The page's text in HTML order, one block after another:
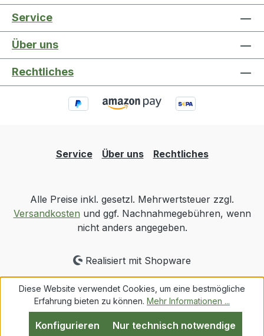
Service
Über uns
Rechtliches
Service Über uns Rechtliches
Alle Preise inkl. gesetzl. Mehrwertsteuer zzgl.
Versandkosten und ggf. Nachnahmegebühren, wenn
nicht anders angegeben.
Realisiert mit Shopware
Diese Website verwendet Cookies, um eine bestmögliche
Erfahrung bieten zu können. Mehr Informationen ...
Nur technisch notwendige
Konfigurieren